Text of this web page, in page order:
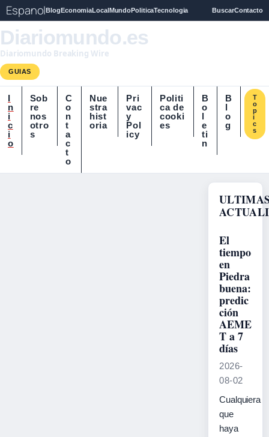
EspanolBlogEconomiaLocalMundoPoliticaTecnologia BuscarContacto
Diariomundo.es
Diariomundo Breaking Wire
GUIAS
I
n
i
c
i
o
Sob
re
nos
otro
s
C
o
n
t
a
c
t
o
Nue
stra
hist
oria
Pri
vac
y
Pol
icy
Politi
ca de
cooki
es
B
o
l
e
ti
n
B
l
o
g
T
o
p
i
c
s
El
tiempo
en
Piedra
buena:
predic
ción
AEME
T a 7
días
2026-
08-02
Cualquiera
que
haya